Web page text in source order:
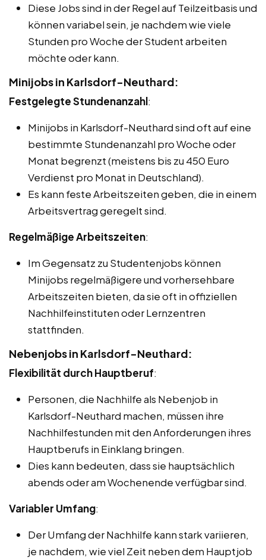
Diese Jobs sind in der Regel auf Teilzeitbasis und
können variabel sein, je nachdem wie viele
Stunden pro Woche der Student arbeiten
möchte oder kann.
Minijobs in Karlsdorf-Neuthard:
Festgelegte Stundenanzahl:
Minijobs in Karlsdorf-Neuthard sind oft auf eine
bestimmte Stundenanzahl pro Woche oder
Monat begrenzt (meistens bis zu 450 Euro
Verdienst pro Monat in Deutschland).
Es kann feste Arbeitszeiten geben, die in einem
Arbeitsvertrag geregelt sind.
Regelmäßige Arbeitszeiten:
Im Gegensatz zu Studentenjobs können
Minijobs regelmäßigere und vorhersehbare
Arbeitszeiten bieten, da sie oft in offiziellen
Nachhilfeinstituten oder Lernzentren
stattfinden.
Nebenjobs in Karlsdorf-Neuthard:
Flexibilität durch Hauptberuf:
Personen, die Nachhilfe als Nebenjob in
Karlsdorf-Neuthard machen, müssen ihre
Nachhilfestunden mit den Anforderungen ihres
Hauptberufs in Einklang bringen.
Dies kann bedeuten, dass sie hauptsächlich
abends oder am Wochenende verfügbar sind.
Variabler Umfang:
Der Umfang der Nachhilfe kann stark variieren,
je nachdem, wie viel Zeit neben dem Hauptjob